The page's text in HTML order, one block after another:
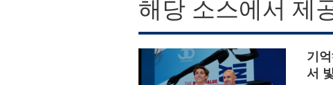
해당 소스에서 제
기
서